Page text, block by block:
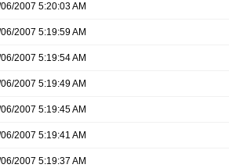
2007 5:20:03 AM
2007 5:19:59 AM
2007 5:19:54 AM
2007 5:19:49 AM
2007 5:19:45 AM
2007 5:19:41 AM
2007 5:19:37 AM